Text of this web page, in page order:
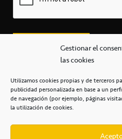
Gestionar el
las cookies
Utilizamos cookies propias y de terceros
publicidad personalizada en base a un
de navegación (por ejemplo, páginas
la utilización de cookies.+34 922 253 684
Casa del Deporte /